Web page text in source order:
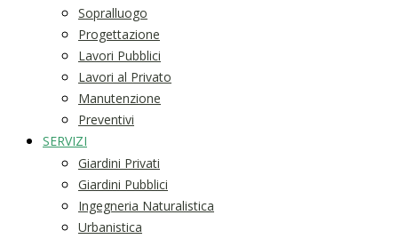
Sopralluogo
Progettazione
Lavori Pubblici
Lavori al Privato
Manutenzione
Preventivi
SERVIZI
Giardini Privati
Giardini Pubblici
Ingegneria Naturalistica
Urbanistica